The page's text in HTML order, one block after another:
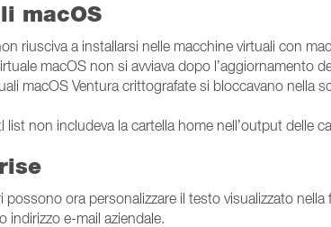
macOS
riusciva a installarsi nelle macchine virtuali con
macOS non si avviava dopo l’aggiornamento
macOS Ventura crittografate si bloccavano nella
non includeva la cartella home nell’output delle
possono ora personalizzare il testo visualizzato
indirizzo e-mail aziendale.